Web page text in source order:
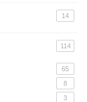
14
114
65
8
3